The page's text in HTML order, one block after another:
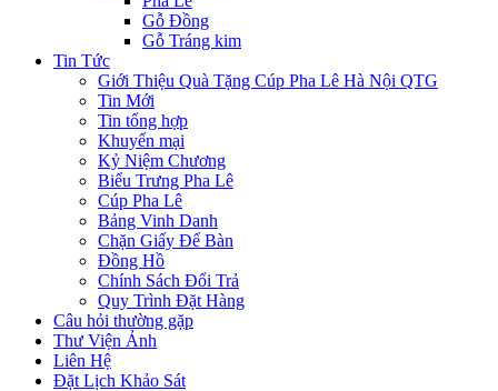
Gỗ Đồng
Gỗ Tráng kim
Tin Tức
Giới Thiệu Quà Tặng Cúp Pha Lê Hà Nội QTG
Tin Mới
Tin tổng hợp
Khuyến mại
Kỷ Niệm Chương
Biểu Trưng Pha Lê
Cúp Pha Lê
Bảng Vinh Danh
Chặn Giấy Để Bàn
Đồng Hồ
Chính Sách Đổi Trả
Quy Trình Đặt Hàng
Câu hỏi thường gặp
Thư Viện Ảnh
Liên Hệ
Đặt Lịch Khảo Sát